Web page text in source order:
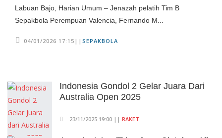
Labuan Bajo, Harian Umum – Jenazah pelatih Tim B
Sepakbola Perempuan Valencia, Fernando M...
04/01/2026 17:15|| SEPAKBOLA
Indonesia Gondol 2 Gelar Juara Dari
Australia Open 2025
23/11/2025 19:00 || RAKET